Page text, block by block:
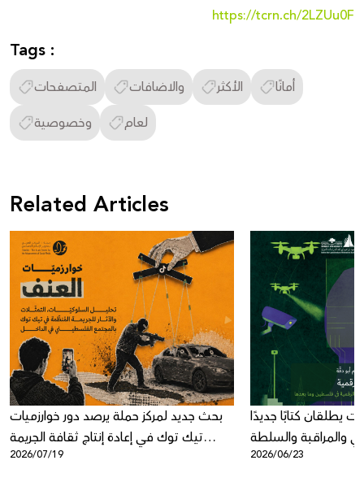
https://tcrn.ch/2LZUu0F
Tags :
المتصفحات والاضافات الأكثر
أمانًا
وخصوصية
لعام
Related Articles
بحث جديد لمركز حملة يرصد دور خوارزميات
تيك توك في إعادة إنتاج ثقافة الجريمة
المنظمة في المجتمع الفلسطيني في
2026/07/19
يطلقان كتابًا جديدًا
والمراقبة والسلطة
الرقمية
2026/06/23